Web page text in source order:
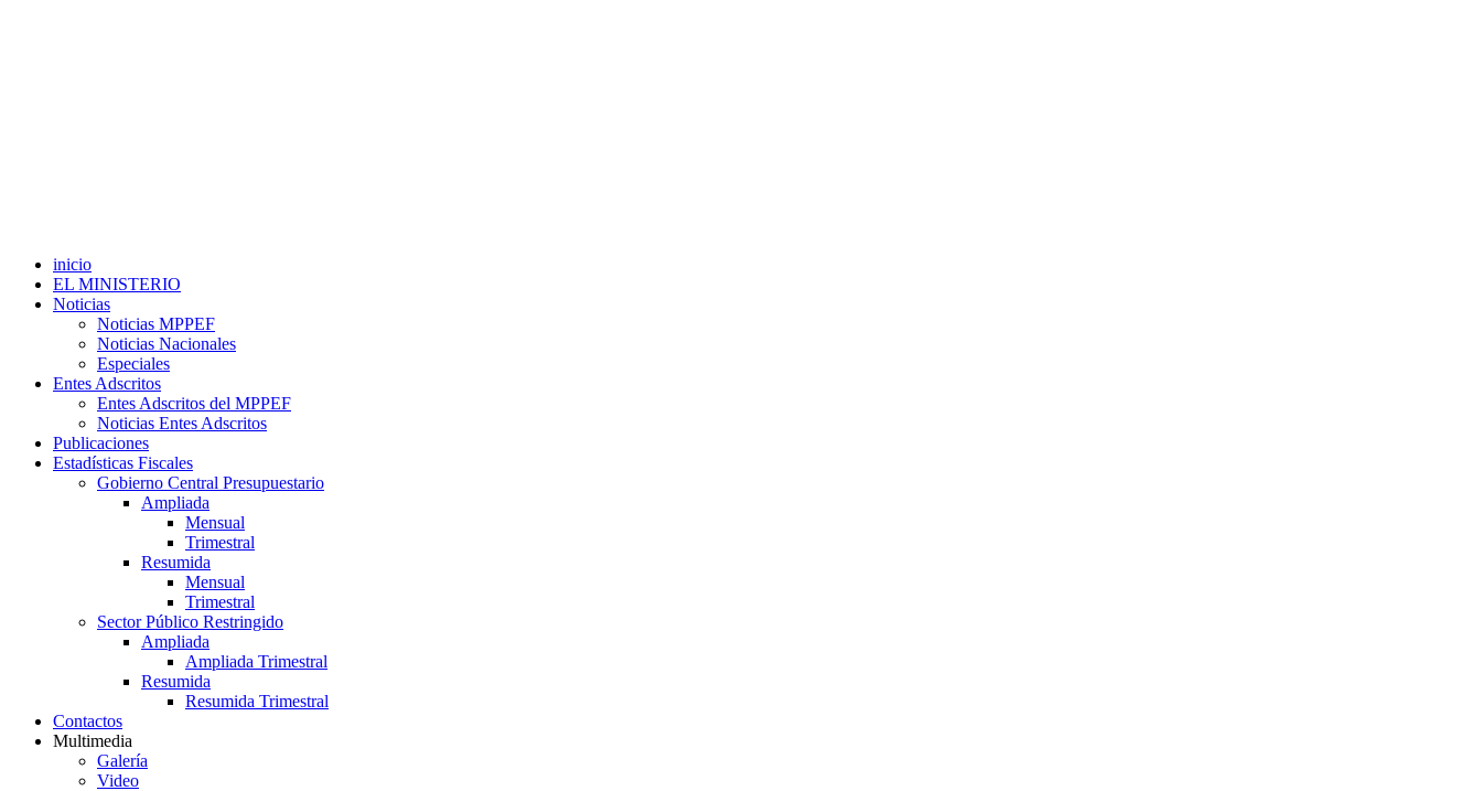
inicio
EL MINISTERIO
Noticias
Noticias MPPEF
Noticias Nacionales
Especiales
Entes Adscritos
Entes Adscritos del MPPEF
Noticias Entes Adscritos
Publicaciones
Estadísticas Fiscales
Gobierno Central Presupuestario
Ampliada
Mensual
Trimestral
Resumida
Mensual
Trimestral
Sector Público Restringido
Ampliada
Ampliada Trimestral
Resumida
Resumida Trimestral
Contactos
Multimedia
Galería
Video